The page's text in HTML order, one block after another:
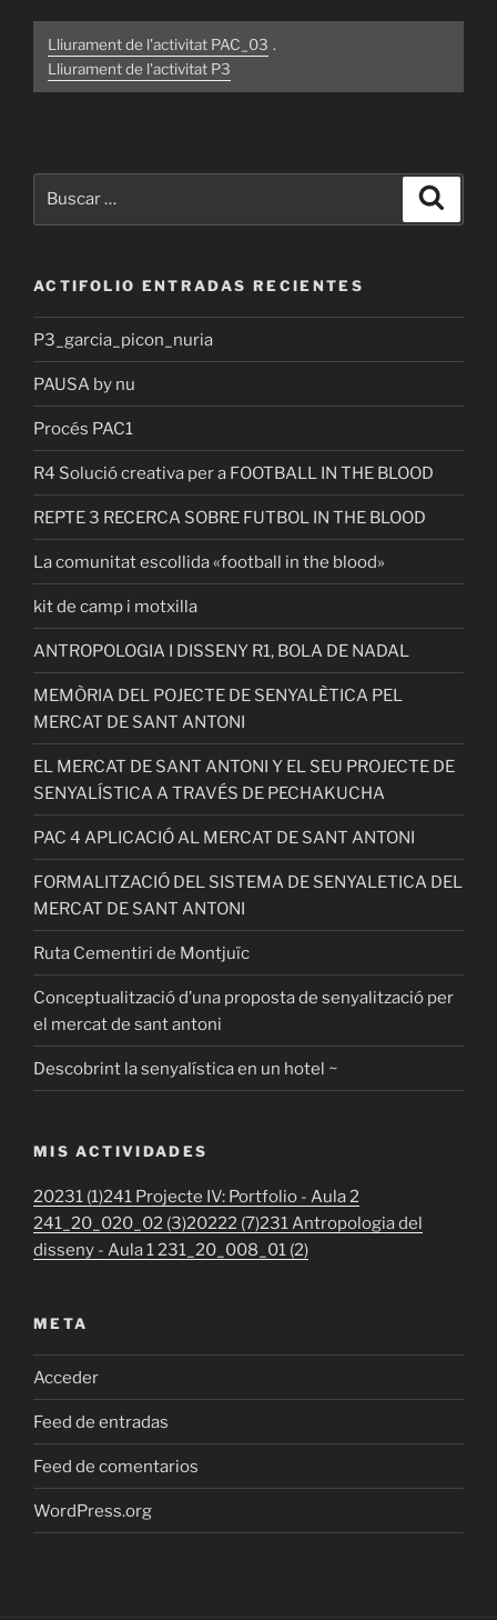
Lliurament de l'activitat PAC_03 .
Lliurament de l'activitat P3
ACTIFOLIO ENTRADAS RECIENTES
P3_garcia_picon_nuria
PAUSA by nu
Procés PAC1
R4 Solució creativa per a FOOTBALL IN THE BLOOD
REPTE 3 RECERCA SOBRE FUTBOL IN THE BLOOD
La comunitat escollida «football in the blood»
kit de camp i motxilla
ANTROPOLOGIA I DISSENY R1, BOLA DE NADAL
MEMÒRIA DEL POJECTE DE SENYALÈTICA PEL
MERCAT DE SANT ANTONI
EL MERCAT DE SANT ANTONI Y EL SEU PROJECTE DE
SENYALÍSTICA A TRAVÉS DE PECHAKUCHA
PAC 4 APLICACIÓ AL MERCAT DE SANT ANTONI
FORMALITZACIÓ DEL SISTEMA DE SENYALETICA DEL
MERCAT DE SANT ANTONI
Ruta Cementiri de Montjuïc
Conceptualització d’una proposta de senyalització per
el mercat de sant antoni
Descobrint la senyalística en un hotel ~
MIS ACTIVIDADES
20231 (1)241 Projecte IV: Portfolio - Aula 2
241_20_020_02 (3)20222 (7)231 Antropologia del
disseny - Aula 1 231_20_008_01 (2)
META
Acceder
Feed de entradas
Feed de comentarios
WordPress.org